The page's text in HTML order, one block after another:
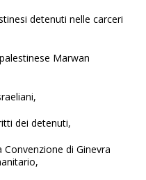
detenuti nelle carceri
Marwan
dei detenuti,
di Ginevra